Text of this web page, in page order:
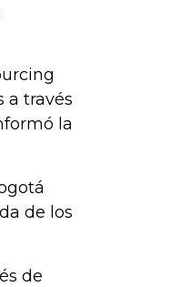
a través
la
de los
de